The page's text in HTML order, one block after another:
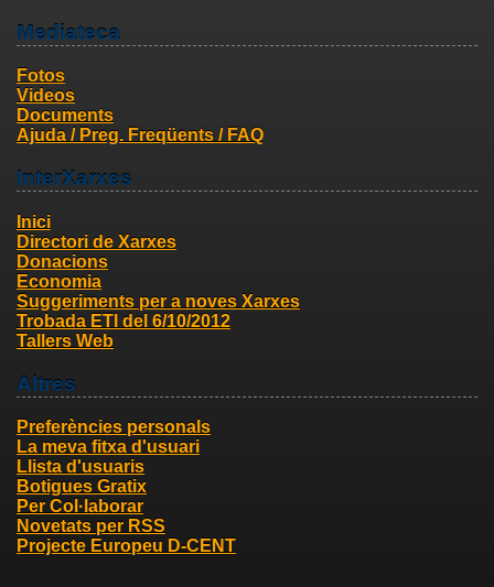
Mediateca
Fotos
Videos
Documents
Ajuda / Preg. Freqüents / FAQ
InterXarxes
Inici
Directori de Xarxes
Donacions
Economia
Suggeriments per a noves Xarxes
Trobada ETI del 6/10/2012
Tallers Web
Altres
Preferències personals
La meva fitxa d'usuari
Llista d'usuaris
Botigues Gratix
Per Col·laborar
Novetats per RSS
Projecte Europeu D-CENT